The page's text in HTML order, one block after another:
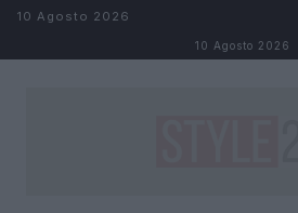
Salta al contenuto
10 Agosto 2026
10 Agosto 2026